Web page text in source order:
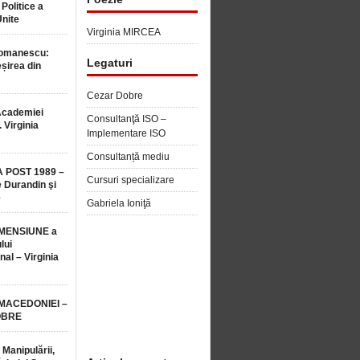
a
din
Virginia
POST 1989 –
Durandin şi
a
– Virginia
–
Virginia MIRCEA
Legaturi
Cezar Dobre
Consultanţă ISO –
Implementare ISO
Consultanță mediu
Cursuri specializare
Gabriela Ioniţă